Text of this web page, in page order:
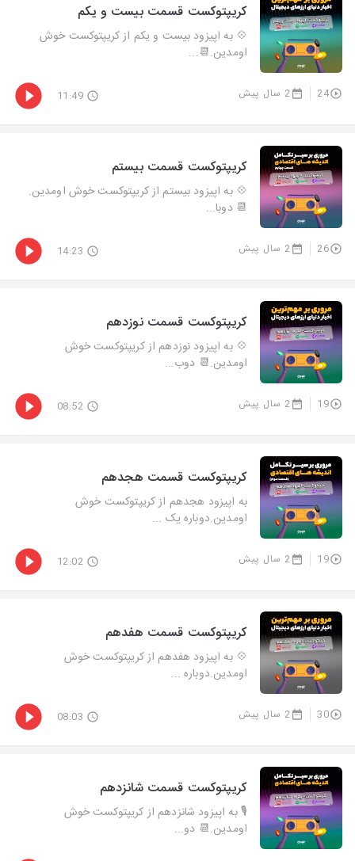
کریپتوکست قسمت بیست و یکم
💠 به اپیزود بیست و یکم از کریپتوکست خوش
اومدین.📆...
24 2 سال پیش 11:49
کریپتوکست قسمت بیستم
💠 به اپیزود بیستم از کریپتوکست خوش اومدین.
📆 دوبا...
26 2 سال پیش 14:23
کریپتوکست قسمت نوزدهم
💠 به اپیزود نوزدهم از کریپتوکست خوش
اومدین.📆 دوب...
19 2 سال پیش 08:52
کریپتوکست قسمت هجدهم
به اپیزود هجدهم از کریپتوکست خوش
اومدین.دوباره یک ...
19 2 سال پیش 12:02
کریپتوکست قسمت هفدهم
💠 به اپیزود هفدهم از کریپتوکست خوش
اومدین.دوباره ...
30 2 سال پیش 08:03
کریپتوکست قسمت شانزدهم
🎙 به اپیزود شانزدهم از کریپتوکست خوش
اومدین.📆 دو...